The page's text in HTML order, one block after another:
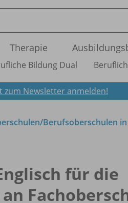
Therapie
Bildung Dual
zum Newsletter anmelden!
Berufsoberschulen
für die